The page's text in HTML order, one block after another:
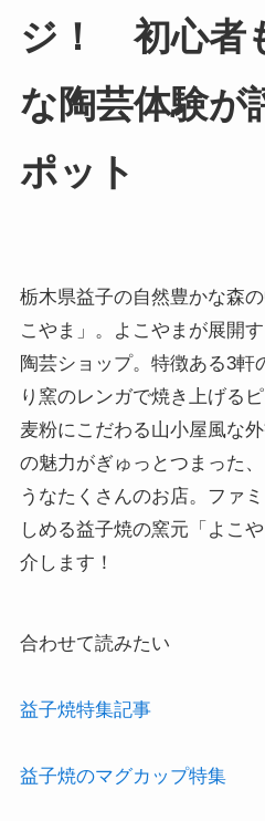
ジ！ 初心者
な陶芸体験が
ポット
栃木県益子の自然豊かな森
こやま」。よこやまが展開
陶芸ショップ。特徴ある3軒
り窯のレンガで焼き上げる
麦粉にこだわる山小屋風な
の魅力がぎゅっとつまった
うなたくさんのお店。ファ
しめる益子焼の窯元「よこ
介します！
合わせて読みたい
益子焼特集記事
益子焼のマグカップ特集